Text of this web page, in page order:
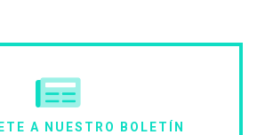
A NUESTRO BOLETÍN